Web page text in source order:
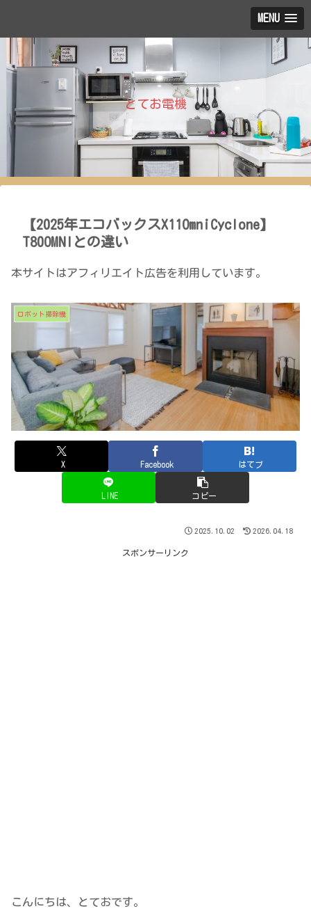
MENU
とてお電機
【2025年エコバックスX11OmniCyclone】
T80OMNIとの違い
本サイトはアフィリエイト広告を利用しています。
ロボット掃除機
X Facebook はてブ
LINE コピー
2025.10.02 2026.04.18
スポンサーリンク
こんにちは、とておです。